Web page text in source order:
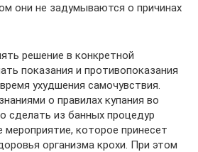
они не задумываются о причинах
решение в конкретной
показания и противопоказания
ухудшения самочувствия.
о правилах купания во
сделать из банных процедур
мероприятие, которое принесет
организма крохи. При этом